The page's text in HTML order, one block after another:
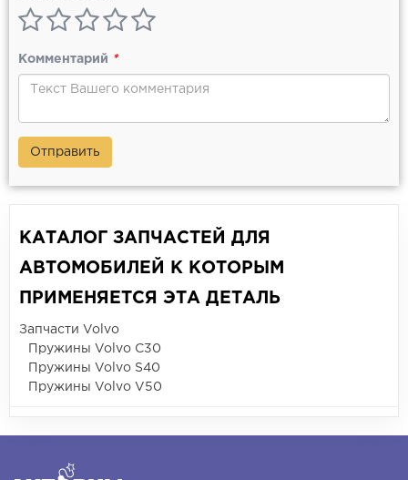
Комментарий *
Отправить
КАТАЛОГ ЗАПЧАСТЕЙ ДЛЯ
АВТОМОБИЛЕЙ К КОТОРЫМ
ПРИМЕНЯЕТСЯ ЭТА ДЕТАЛЬ
Запчасти Volvo
Пружины Volvo C30
Пружины Volvo S40
Пружины Volvo V50